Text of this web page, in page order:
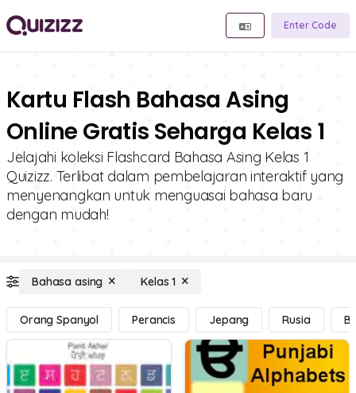
Enter Code
Kartu Flash Bahasa Asing
Online Gratis Seharga Kelas 1
Jelajahi koleksi Flashcard Bahasa Asing Kelas 1
Quizizz. Terlibat dalam pembelajaran interaktif yang
menyenangkan untuk menguasai bahasa baru
dengan mudah!
Bahasa asing Kelas 1
Orang Spanyol Perancis Jepang Rusia